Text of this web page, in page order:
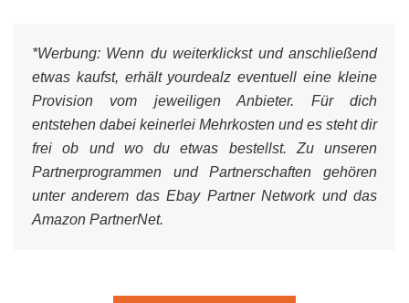
*Werbung: Wenn du weiterklickst und anschließend
etwas kaufst, erhält yourdealz eventuell eine kleine
Provision vom jeweiligen Anbieter. Für dich
entstehen dabei keinerlei Mehrkosten und es steht dir
frei ob und wo du etwas bestellst. Zu unseren
Partnerprogrammen und Partnerschaften gehören
unter anderem das Ebay Partner Network und das
Amazon PartnerNet.